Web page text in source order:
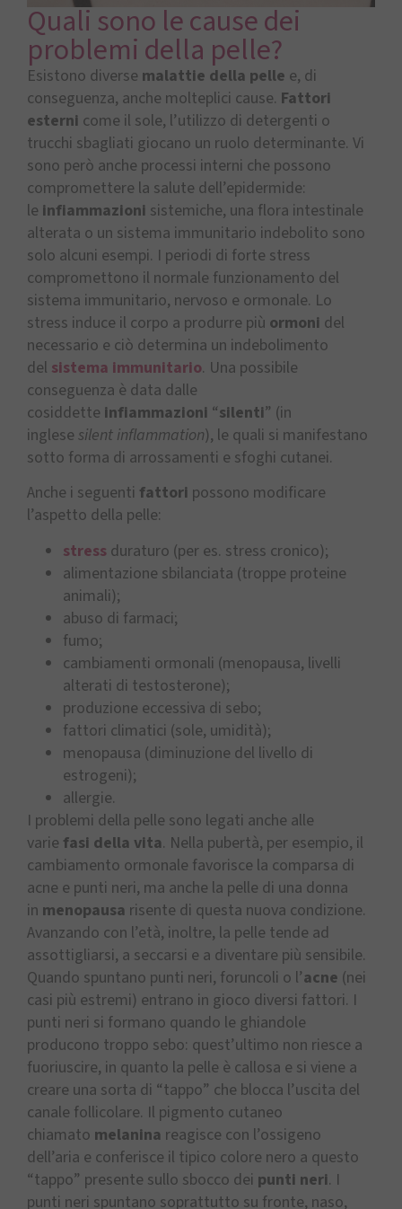
Quali sono le cause dei
problemi della pelle?
Esistono diverse malattie della pelle e, di
conseguenza, anche molteplici cause. Fattori
esterni come il sole, l’utilizzo di detergenti o
trucchi sbagliati giocano un ruolo determinante. Vi
sono però anche processi interni che possono
compromettere la salute dell’epidermide:
le infiammazioni sistemiche, una flora intestinale
alterata o un sistema immunitario indebolito sono
solo alcuni esempi. I periodi di forte stress
compromettono il normale funzionamento del
sistema immunitario, nervoso e ormonale. Lo
stress induce il corpo a produrre più ormoni del
necessario e ciò determina un indebolimento
del sistema immunitario. Una possibile
conseguenza è data dalle
cosiddette infiammazioni “silenti” (in
inglese silent inflammation), le quali si manifestano
sotto forma di arrossamenti e sfoghi cutanei.
Anche i seguenti fattori possono modificare
l’aspetto della pelle:
stress duraturo (per es. stress cronico);
alimentazione sbilanciata (troppe proteine
animali);
abuso di farmaci;
fumo;
cambiamenti ormonali (menopausa, livelli
alterati di testosterone);
produzione eccessiva di sebo;
fattori climatici (sole, umidità);
menopausa (diminuzione del livello di
estrogeni);
allergie.
I problemi della pelle sono legati anche alle
varie fasi della vita. Nella pubertà, per esempio, il
cambiamento ormonale favorisce la comparsa di
acne e punti neri, ma anche la pelle di una donna
in menopausa risente di questa nuova condizione.
Avanzando con l’età, inoltre, la pelle tende ad
assottigliarsi, a seccarsi e a diventare più sensibile.
Quando spuntano punti neri, foruncoli o l’acne (nei
casi più estremi) entrano in gioco diversi fattori. I
punti neri si formano quando le ghiandole
producono troppo sebo: quest’ultimo non riesce a
fuoriuscire, in quanto la pelle è callosa e si viene a
creare una sorta di “tappo” che blocca l’uscita del
canale follicolare. Il pigmento cutaneo
chiamato melanina reagisce con l’ossigeno
dell’aria e conferisce il tipico colore nero a questo
“tappo” presente sullo sbocco dei punti neri. I
punti neri spuntano soprattutto su fronte, naso,